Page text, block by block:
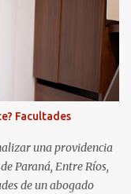
Facultades
una providencia
Paraná, Entre Ríos,
de un abogado